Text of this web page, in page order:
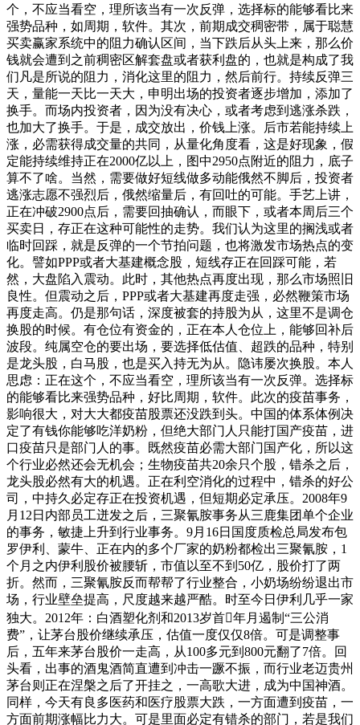
个，不应当看空，理所该当有一次反弹，选择标的能够看比来
强势品种，如周期，软件。其次，前期成交稠密带，属于聪慧
买卖赢家系统中的阻力确认区间，当下跌后从头上来，那么价
钱就会遭到之前稠密区解套盘或者获利盘的，也就是构成了我
们凡是所说的阻力，消化这里的阻力，然后前行。持续反弹三
天，量能一天比一天大，申明出场的投资者逐步增加，添加了
换手。而场内投资者，因为没有决心，或者考虑到逃涨杀跌，
也加大了换手。于是，成交放出，价钱上涨。后市若能持续上
涨，必需获得成交量的共同，从量化角度看，这是好现象，假
定能持续维持正在2000亿以上，图中2950点附近的阻力，底子
算不了啥。当然，需要做好短线做多动能俄然不脚后，投资者
逃涨志愿不强烈后，俄然缩量后，有回吐的可能。手艺上讲，
正在冲破2900点后，需要回抽确认，而眼下，或者本周后三个
买卖日，存正在这种可能性的走势。我们认为这里的搁浅或者
临时回踩，就是反弹的一个节拍问题，也将激发市场热点的变
化。譬如PPP或者大基建概念股，短线存正在回踩可能，若
然，大盘陷入震动。此时，其他热点再度出现，那么市场照旧
良性。但震动之后，PPP或者大基建再度走强，必然鞭策市场
再度走高。仍是那句话，深度被套的持股为从，这里不是调仓
换股的时候。有仓位有资金的，正在本人仓位上，能够回补后
波段。纯属空仓的要出场，要选择低估值、超跌的品种，特别
是龙头股，白马股，也是买入持无为从。隐讳屡次换股。本人
思虑：正在这个，不应当看空，理所该当有一次反弹。选择标
的能够看比来强势品种，好比周期，软件。此次的疫苗事务，
影响很大，对大大都疫苗股票还没跌到头。中国的体系体例决
定了有钱你能够吃洋奶粉，但绝大部门人只能打国产疫苗，进
口疫苗只是部门人的事。既然疫苗必需大部门国产化，所以这
个行业必然还会无机会；生物疫苗共20余只个股，错杀之后，
龙头股必然有大的机遇。正在利空消化的过程中，错杀的好公
司，中持久必定存正在投资机遇，但短期必定承压。2008年9
月12日内部员工迸发之后，三聚氰胺事务从三鹿集团单个企业
的事务，敏捷上升到行业事务。9月16日国度质检总局发布包
罗伊利、蒙牛、正在内的多个厂家的奶粉都检出三聚氰胺，1
个月之内伊利股价被腰斩，市值以至不到50亿，股价打了两
折。然而，三聚氰胺反而帮帮了行业整合，小奶场纷纷退出市
场，行业壁垒提高，尺度越来越严酷。时至今日伊利几乎一家
独大。2012年：白酒塑化剂和2013岁首年月遏制“三公消
费”，让茅台股价继续承压，估值一度仅仅8倍。可是调整事
后，五年来茅台股价一走高，从100多元到800元翻了7倍。回
头看，出事的酒鬼酒简直遭到冲击一蹶不振，而行业老迈贵州
茅台则正在涅槃之后了开挂之，一高歌大进，成为中国神酒。
同样，今天有良多医药和医疗股票大跌，一方面遭到疫苗，一
方面前期涨幅比力大。可是里面必定有错杀的部门，若是我们